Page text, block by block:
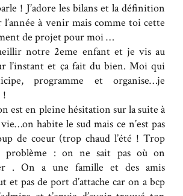
! J’adore les bilans et la définition
à venir mais comme toi cette
de projet pour moi …
notre 2eme enfant et je vis au
l’instant et ça fait du bien. Moi qui
programme et organise…je
!
est en pleine hésitation sur la suite à
habite le sud mais ce n’est pas
de coeur (trop chaud l’été ! Trop
problème : on ne sait pas où on
. On a une famille et des amis
et pas de port d’attache car on a bcp